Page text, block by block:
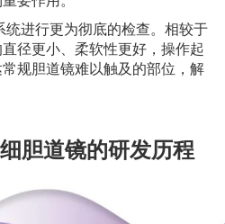
统进行更为彻底的检查。相较于
径更小、柔软性更好，操作起
规胆道镜难以触及的部位，解
胆道镜的研发历程